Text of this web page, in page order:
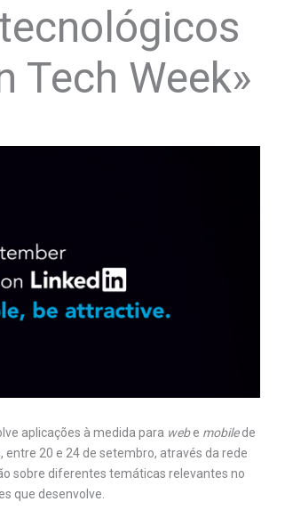
Tech Week»
aplicações à medida para webe mobilede
entre 20 e 24 de setembro, através da rede
sobre diferentes temáticas relevantes no
que desenvolve.